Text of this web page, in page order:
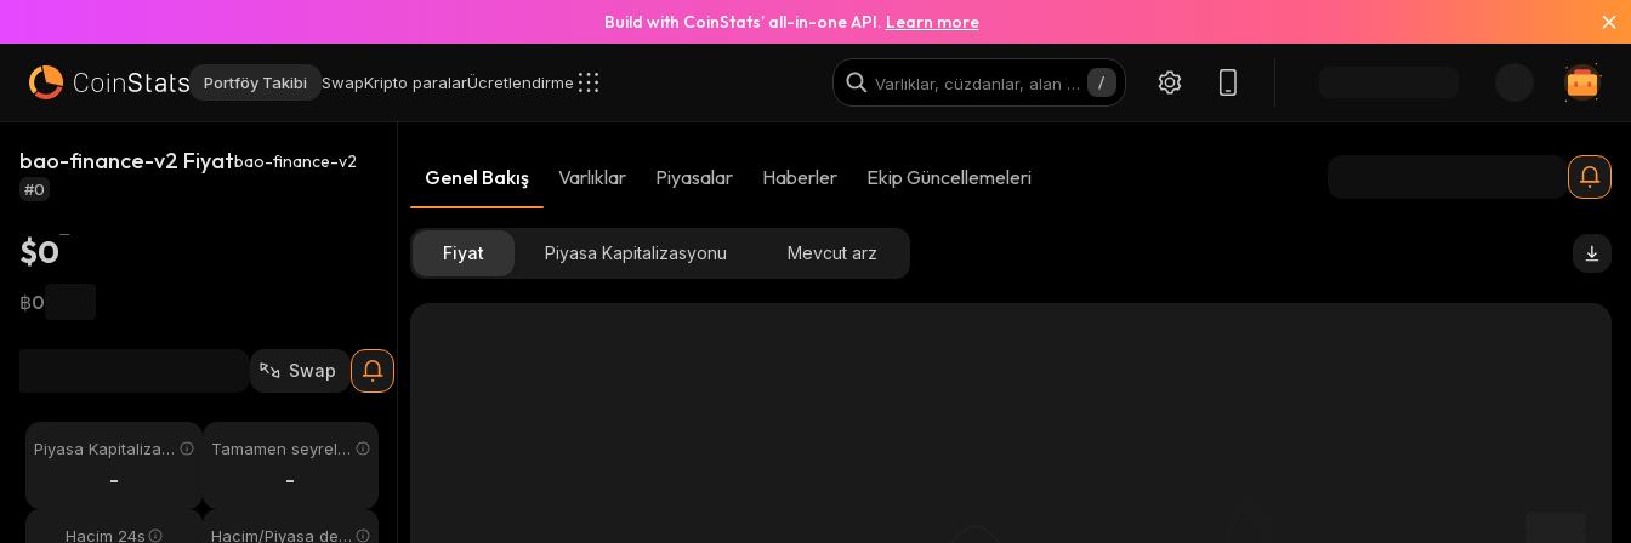
Build with CoinStats’ all-in-one API. Learn more
Portföy Takibi SwapKripto paralarÜcretlendirme
bao-finance-v2 Fiyatbao-finance-v2
#0
$0
฿0
Swap
Piyasa Kapitalizas
-
Tamamen seyreltil
-
Hacim 24s Hacim/Piyasa değ
Genel Bakış Varlıklar Piyasalar Haberler Ekip Güncellemeleri
Fiyat Piyasa Kapitalizasyonu Mevcut arz